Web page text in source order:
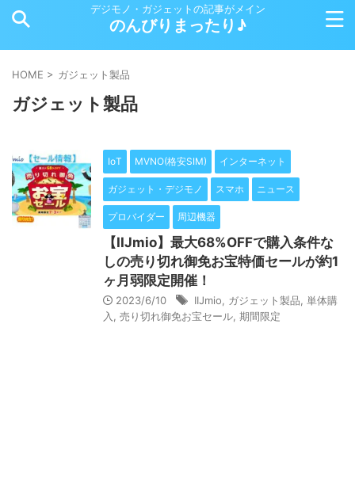
デジモノ・ガジェットの記事がメイン
のんびりまったり♪
HOME > ガジェット製品
ガジェット製品
IoT MVNO(格安SIM) インターネット
ガジェット・デジモノ スマホ ニュース
プロバイダー 周辺機器
【IIJmio】最大68%OFFで購入条件な
しの売り切れ御免お宝特価セールが約1
ヶ月弱限定開催！
2023/6/10 IIJmio ガジェット製品 単体購
入
売り切れ御免お宝セール 期間限定